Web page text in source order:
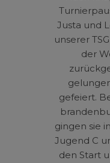
Justa und
unserer
der
gefeiert.
gingen sie
Jugend C
den Start